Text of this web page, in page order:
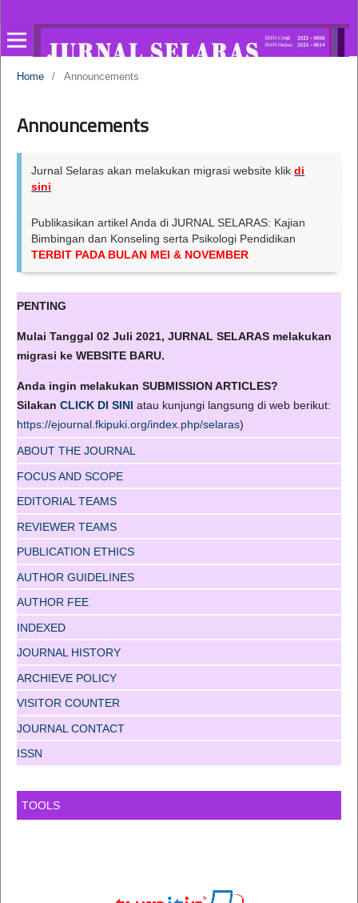
Home / Announcements
Announcements
Jurnal Selaras akan melakukan migrasi website klikdi
sini
Publikasikan artikel Anda di JURNAL SELARAS: Kajian
Bimbingan dan Konseling serta Psikologi Pendidikan
TERBIT PADA BULAN MEI & NOVEMBER
PENTING
Mulai Tanggal 02 Juli 2021, JURNAL SELARAS melakukan
migrasi ke WEBSITE BARU.
Anda ingin melakukan SUBMISSION ARTICLES?
Silakan CLICK DI SINI atau kunjungi langsung di web berikut:
https://ejournal.fkipuki.org/index.php/selaras)
ABOUT THE JOURNAL
FOCUS AND SCOPE
EDITORIAL TEAMS
REVIEWER TEAMS
PUBLICATION ETHICS
AUTHOR GUIDELINES
AUTHOR FEE
INDEXED
JOURNAL HISTORY
ARCHIEVE POLICY
VISITOR COUNTER
JOURNAL CONTACT
ISSN
TOOLS